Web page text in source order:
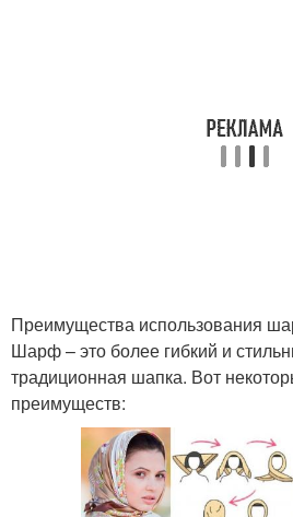
Преимущества использования
Шарф – это более гибкий и
традиционная шапка. Вот
преимуществ: